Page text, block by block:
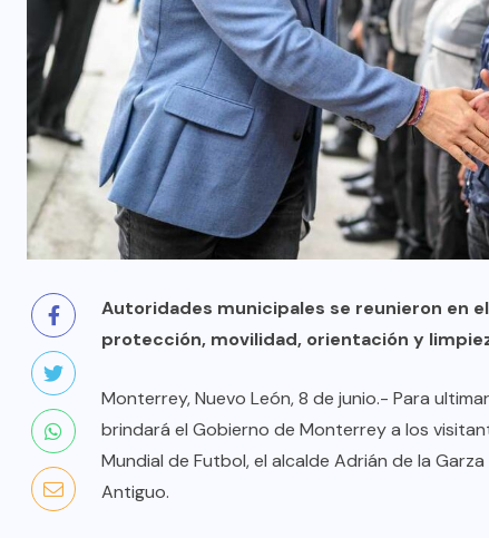
Autoridades municipales se reunieron en
protección, movilidad, orientación y
Monterrey, Nuevo León, 8 de junio.- Para
brindará el Gobierno de Monterrey a los
Mundial de Futbol, el alcalde Adrián de la
Antiguo.